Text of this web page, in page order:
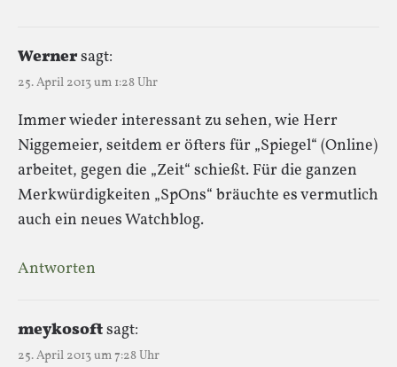
Wernersagt:
25. April 2013 um 1:28 Uhr
Immer wieder interessant zu sehen, wie Herr
Niggemeier, seitdem er öfters für „Spiegel“ (Online)
arbeitet, gegen die „Zeit“ schießt. Für die ganzen
Merkwürdigkeiten „SpOns“ bräuchte es vermutlich
auch ein neues Watchblog.
Antworten
meykosoftsagt:
25. April 2013 um 7:28 Uhr